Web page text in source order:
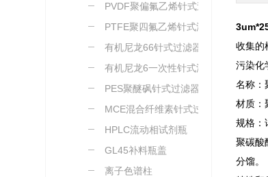
PVDF聚偏氟乙烯针式过
滤器
PTFE聚四氟乙烯针式滤
器
有机尼龙66针式过滤器
有机尼龙6一次性针式滤
器
PES聚醚砜针式过滤器
MCE混合纤维素针式过滤
器
HPLC流动相试剂瓶
GL45补料瓶盖
离子色谱柱
收集的
污染化
名称：
材质：
规格：
聚碳酸
分馏。